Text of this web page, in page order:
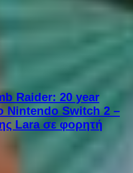
Raider: 20 year
Nintendo Switch 2 –
Lara σε φορητή